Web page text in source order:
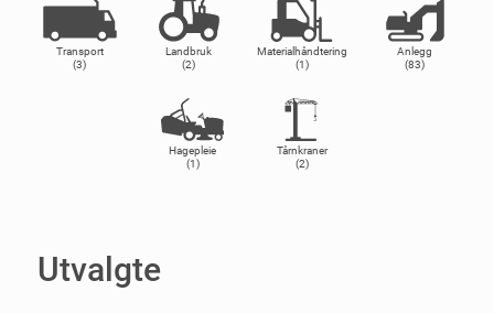
Transport
(3)
Landbruk
(2)
Materialhåndtering
(1)
Anlegg
(83)
Hagepleie
(1)
Tårnkraner
(2)
Utvalgte